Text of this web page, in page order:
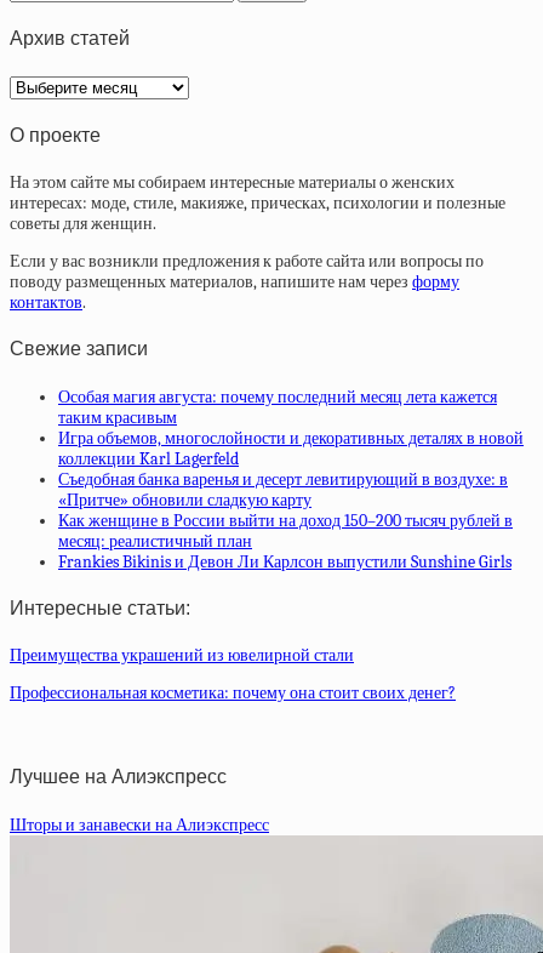
Архив статей
Архив
статей
О проекте
На этом сайте мы собираем интересные материалы о женских
интересах: моде, стиле, макияже, прическах, психологии и полезные
советы для женщин.
Если у вас возникли предложения к работе сайта или вопросы по
поводу размещенных материалов, напишите нам через форму
контактов.
Свежие записи
Особая магия августа: почему последний месяц лета кажется
таким красивым
Игра объемов, многослойности и декоративных деталях в новой
коллекции Karl Lagerfeld
Съедобная банка варенья и десерт левитирующий в воздухе: в
«Притче» обновили сладкую карту
Как женщине в России выйти на доход 150–200 тысяч рублей в
месяц: реалистичный план
Frankies Bikinis и Девон Ли Карлсон выпустили Sunshine Girls
Интересные статьи:
Преимущества украшений из ювелирной стали
Профессиональная косметика: почему она стоит своих денег?
Лучшее на Алиэкспресс
Шторы и занавески на Алиэкспресс